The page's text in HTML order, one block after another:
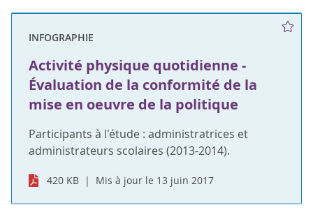
INFOGRAPHIE
Activité physique quotidienne -
Évaluation de la conformité de la
mise en oeuvre de la politique
Participants à l'étude : administratrices et
administrateurs scolaires (2013-2014).
420 KB Mis à jour le 13 juin 2017